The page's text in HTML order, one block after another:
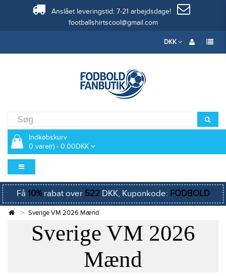
Anslået leveringstid: 7-21 arbejdsdage!
footballshirtscool@gmail.com
DKK
Indkøbskurv
0 vare(r) - 0.00DKK
Få 10%rabat over 522DKK, Kuponkode: FODBOLD
Sverige VM 2026 Mænd
Sverige VM 2026
Mænd